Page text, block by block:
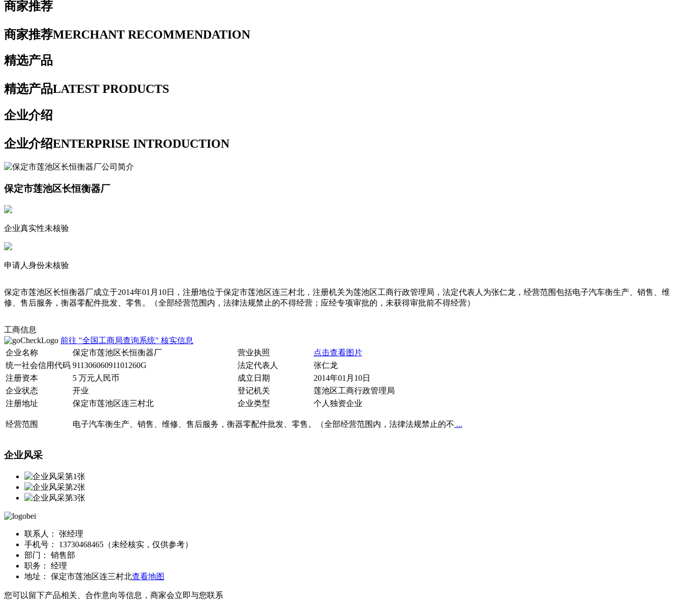
商家推荐
商家推荐MERCHANT RECOMMENDATION
精选产品
精选产品LATEST PRODUCTS
企业介绍
企业介绍ENTERPRISE INTRODUCTION
保定市莲池区长恒衡器厂
企业真实性未核验
申请人身份未核验
保定市莲池区长恒衡器厂成立于2014年01月10日，注册地位于保定市莲池区连三村北，注册机关为莲池区工商行政管理局，法定代表人为张仁龙，经营范围包括电子汽车衡生产、销售、维
修、售后服务，衡器零配件批发、零售。（全部经营范围内，法律法规禁止的不得经营；应经专项审批的，未获得审批前不得经营）
工商信息
前往 "全国工商局查询系统" 核实信息
企业名称
保定市莲池区长恒衡器厂 营业执照
点击查看图片
统一社会信用代码 91130606091101260G 法定代表人
张仁龙
注册资本
5 万元人民币 成立日期
2014年01月10日
企业状态
开业 登记机关
莲池区工商行政管理局
注册地址
保定市莲池区连三村北 企业类型 个人独资企业
经营范围 电子汽车衡生产、销售、维修、售后服务，衡器零配件批发、零售。（全部经营范围内，法律法规禁止的不 ...
企业风采
联系人：
张经理
手机号：
13730468465（未经核实，仅供参考）
部门：
销售部
职务：
经理
地址：
保定市莲池区连三村北查看地图
您可以留下产品相关、合作意向等信息，商家会立即与您联系